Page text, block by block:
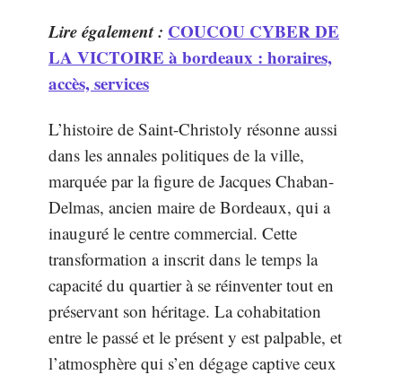
Lire également : COUCOU CYBER DE
LA VICTOIRE à bordeaux : horaires,
accès, services
L’histoire de Saint-Christoly résonne aussi
dans les annales politiques de la ville,
marquée par la figure de Jacques Chaban-
Delmas, ancien maire de Bordeaux, qui a
inauguré le centre commercial. Cette
transformation a inscrit dans le temps la
capacité du quartier à se réinventer tout en
préservant son héritage. La cohabitation
entre le passé et le présent y est palpable, et
l’atmosphère qui s’en dégage captive ceux